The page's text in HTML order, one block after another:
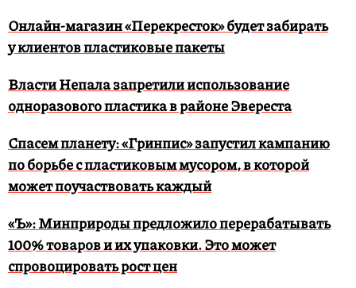
Онлайн-магазин «Перекресток» будет забирать
у клиентов пластиковые пакеты
Власти Непала запретили использование
одноразового пластика в районе Эвереста
Спасем планету: «Гринпис» запустил кампанию
по борьбе с пластиковым мусором, в которой
может поучаствовать каждый
«Ъ»: Минприроды предложило перерабатывать
100% товаров и их упаковки. Это может
спровоцировать рост цен